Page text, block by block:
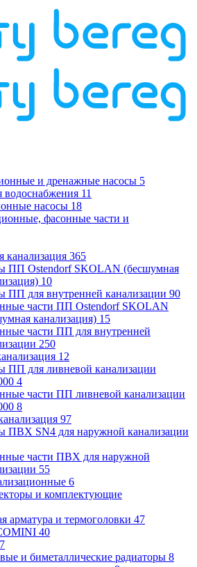
и дренажные насосы 5
водоснабжения 11
насосы 18
фасонные части и
канализация 365
ПП Ostendorf SKOLAN (бесшумная
10
ПП для внутренней канализации 90
части ПП Ostendorf SKOLAN
канализация) 15
части ПП для внутренней
250
12
ПП для ливневой канализации
4
части ПП ливневой канализации
8
97
ПВХ SN4 для наружной канализации
части ПВХ для наружной
55
6
и комплектующие
арматура и термоголовки 47
40
7
и биметаллические радиаторы 8